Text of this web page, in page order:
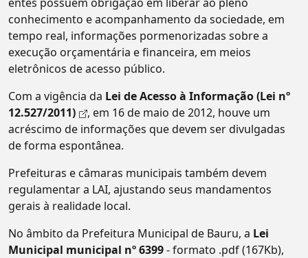
conhecimento e acompanhamento da sociedade, em
tempo real, informações pormenorizadas sobre a
execução orçamentária e financeira, em meios
eletrônicos de acesso público.
Com a vigência da Lei de Acesso à Informação (Lei nº
12.527/2011)
, em 16 de maio de 2012, houve um
acréscimo de informações que devem ser divulgadas
de forma espontânea.
Prefeituras e câmaras municipais também devem
regulamentar a LAI, ajustando seus mandamentos
gerais à realidade local.
No âmbito da Prefeitura Municipal de Bauru, a Lei
Municipal municipal nº 6399- formato .pdf (167Kb),